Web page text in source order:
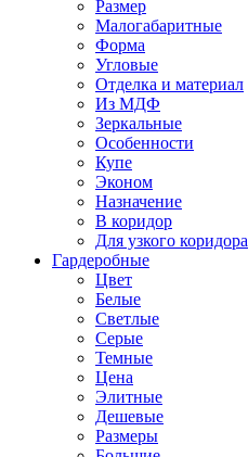
Размер
Малогабаритные
Форма
Угловые
Отделка и материал
Из МДФ
Зеркальные
Особенности
Купе
Эконом
Назначение
В коридор
Для узкого коридора
Гардеробные
Цвет
Белые
Светлые
Серые
Темные
Цена
Элитные
Дешевые
Размеры